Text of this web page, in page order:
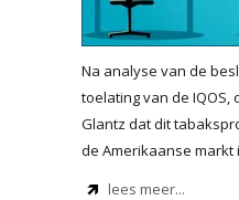
Na analyse van de
toelating van de IQOS,
Glantz dat dit
de Amerikaanse markt
lees meer...